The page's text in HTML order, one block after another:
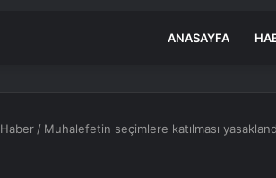
ANASAYFA
Haber / Muhalefetin seçimlere katılması